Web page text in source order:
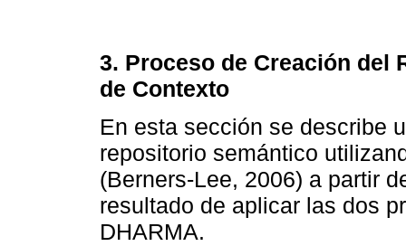
3. Proceso de Creación del
de Contexto
En esta sección se describe
repositorio semántico
(Berners-Lee, 2006) a partir
resultado de aplicar las dos
DHARMA.